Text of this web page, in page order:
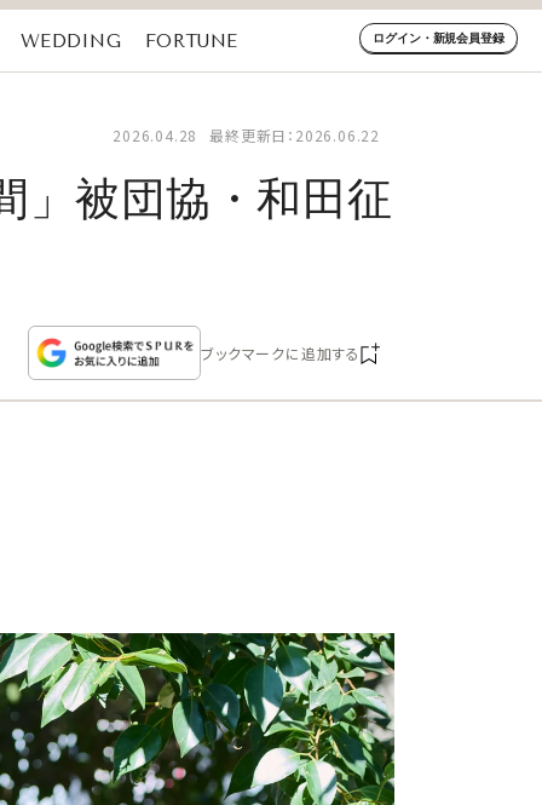
WEDDING FORTUNE ログイン・新規会員登録
2026.04.28 最終更新日：2026.06.22
」被団協・和田征
ブックマークに追加する